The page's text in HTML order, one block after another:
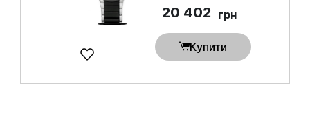
20 402 грн
Купити